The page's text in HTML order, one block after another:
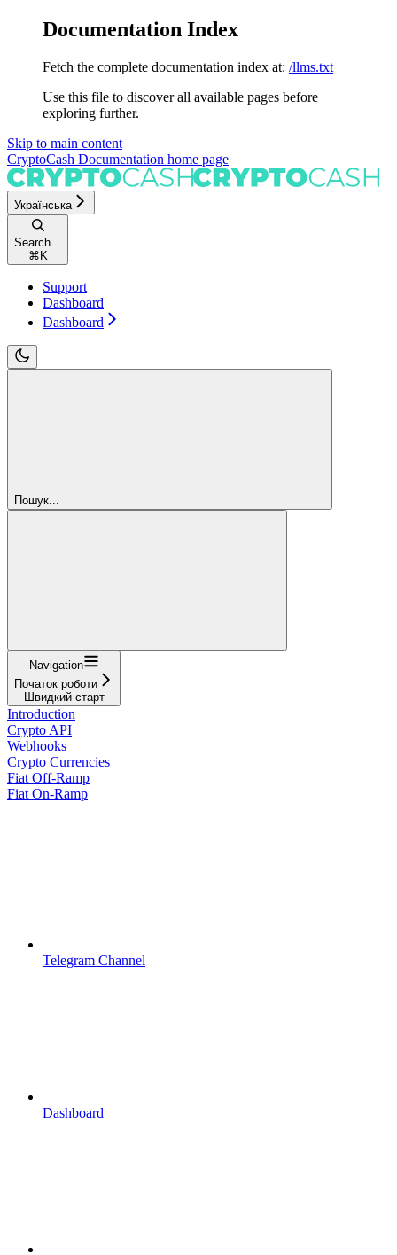
Documentation Index
Fetch the complete documentation index at: /llms.txt
Use this file to discover all available pages before
exploring further.
Skip to main content
CryptoCash Documentation home page
Українська
Search...
⌘ K
Support
Dashboard
Dashboard
Пошук...
Navigation
Початок роботи
Швидкий старт
Introduction
Crypto API
Webhooks
Crypto Currencies
Fiat Off-Ramp
Fiat On-Ramp
Telegram Channel
Dashboard